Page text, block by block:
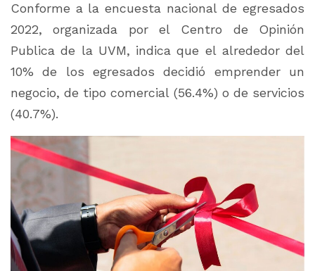
Conforme a la encuesta nacional de egresados
2022, organizada por el Centro de Opinión
Publica de la UVM, indica que el alrededor del
10% de los egresados decidió emprender un
negocio, de tipo comercial (56.4%) o de servicios
(40.7%).